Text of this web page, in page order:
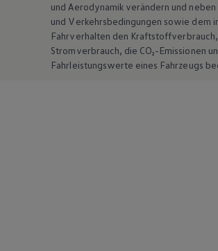
und Aerodynamik verändern und
und Verkehrsbedingungen sowie dem
Fahrverhalten den
Stromverbrauch, die CO₂-Emissionen
Fahrleistungswerte eines Fahrzeugs